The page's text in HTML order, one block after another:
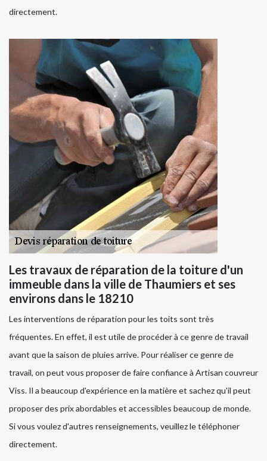
directement.
Les travaux de réparation de la toiture d'un
immeuble dans la ville de Thaumiers et ses
environs dans le 18210
Les interventions de réparation pour les toits sont très
fréquentes. En effet, il est utile de procéder à ce genre de travail
avant que la saison de pluies arrive. Pour réaliser ce genre de
travail, on peut vous proposer de faire confiance à Artisan couvreur
Viss. Il a beaucoup d'expérience en la matière et sachez qu'il peut
proposer des prix abordables et accessibles beaucoup de monde.
Si vous voulez d'autres renseignements, veuillez le téléphoner
directement.